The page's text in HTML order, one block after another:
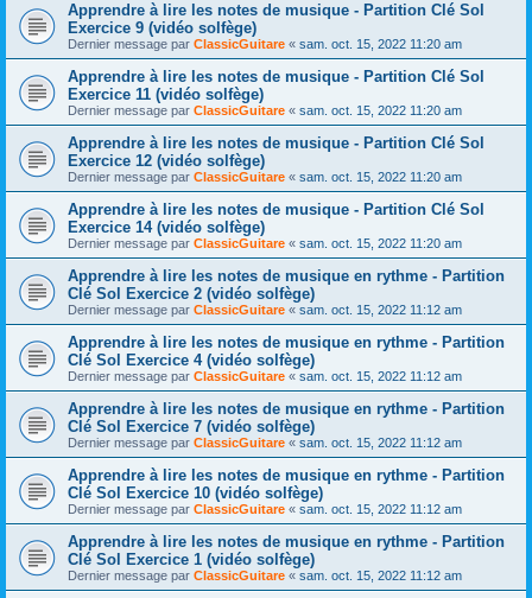
Apprendre à lire les notes de musique - Partition Clé Sol
Exercice 9 (vidéo solfège)
Dernier message par ClassicGuitare « sam. oct. 15, 2022 11:20 am
Apprendre à lire les notes de musique - Partition Clé Sol
Exercice 11 (vidéo solfège)
Dernier message par ClassicGuitare « sam. oct. 15, 2022 11:20 am
Apprendre à lire les notes de musique - Partition Clé Sol
Exercice 12 (vidéo solfège)
Dernier message par ClassicGuitare « sam. oct. 15, 2022 11:20 am
Apprendre à lire les notes de musique - Partition Clé Sol
Exercice 14 (vidéo solfège)
Dernier message par ClassicGuitare « sam. oct. 15, 2022 11:20 am
Apprendre à lire les notes de musique en rythme - Partition
Clé Sol Exercice 2 (vidéo solfège)
Dernier message par ClassicGuitare « sam. oct. 15, 2022 11:12 am
Apprendre à lire les notes de musique en rythme - Partition
Clé Sol Exercice 4 (vidéo solfège)
Dernier message par ClassicGuitare « sam. oct. 15, 2022 11:12 am
Apprendre à lire les notes de musique en rythme - Partition
Clé Sol Exercice 7 (vidéo solfège)
Dernier message par ClassicGuitare « sam. oct. 15, 2022 11:12 am
Apprendre à lire les notes de musique en rythme - Partition
Clé Sol Exercice 10 (vidéo solfège)
Dernier message par ClassicGuitare « sam. oct. 15, 2022 11:12 am
Apprendre à lire les notes de musique en rythme - Partition
Clé Sol Exercice 1 (vidéo solfège)
Dernier message par ClassicGuitare « sam. oct. 15, 2022 11:12 am